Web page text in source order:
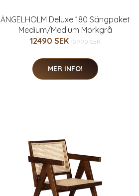
ÄNGELHOLM Deluxe 180 Sängpaket
Medium/Medium Mörkgrå
12490 SEK 15990 SEK
MER INFO!